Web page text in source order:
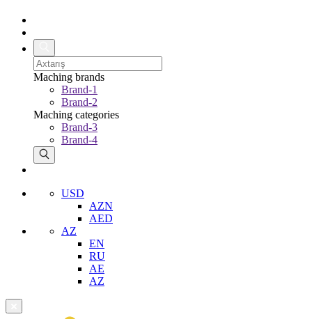
Maching brands
Brand-1
Brand-2
Maching categories
Brand-3
Brand-4
USD
AZN
AED
AZ
EN
RU
AE
AZ